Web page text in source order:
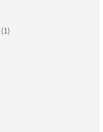
(1)